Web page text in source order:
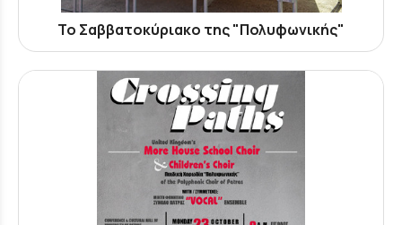
Το Σαββατοκύριακο της "Πολυφωνικής"